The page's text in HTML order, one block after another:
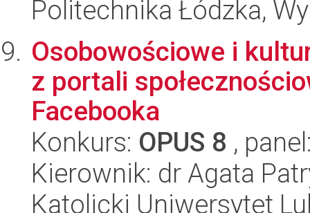
Politechnika Łódzka,
Osobowościowe i
z portali
Facebooka
Konkurs: OPUS 8 ,
Kierownik: dr Agata
Katolicki Uniwersytet